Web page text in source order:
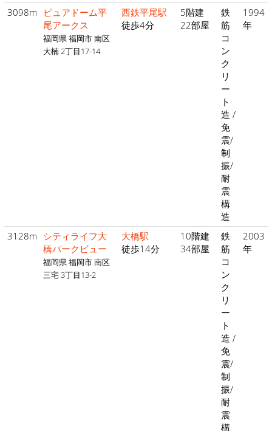
3098m
ピュアドーム平
尾アークス
福岡県 福岡市 南区
大楠 2丁目17-14
西鉄平尾駅
徒歩4分
5階建
22部屋
鉄
筋
コ
ン
ク
リ
ー
ト
造 /
免
震/
制
振/
耐
震
構
造
1994
年
3128m シティライフ大
橋パークビュー
福岡県 福岡市 南区
三宅 3丁目13-2
大橋駅
徒歩14分
10階建
34部屋
鉄
筋
コ
ン
ク
リ
ー
ト
造 /
免
震/
制
振/
耐
震
構
2003
年